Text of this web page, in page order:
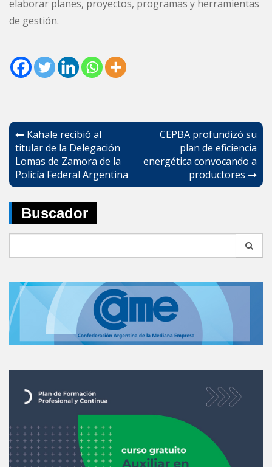
elaborar planes, proyectos, programas y herramientas
de gestión.
Navegación
de
entradas
Kahale recibió al
titular de la Delegación
Lomas de Zamora de la
Policía Federal Argentina
CEPBA profundizó su
plan de eficiencia
energética convocando a
productores
Buscador